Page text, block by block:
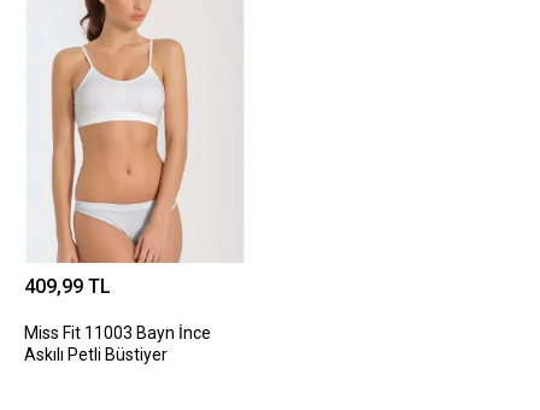
409,99 TL
Miss Fit 11003 Bayn İnce
Askılı Petli Büstiyer